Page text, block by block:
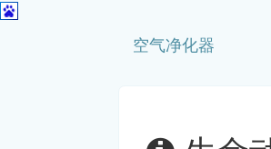
空气净化器